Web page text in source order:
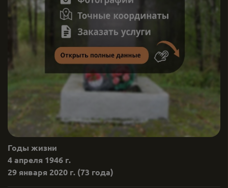
Годы жизни
4 апреля 1946 г.
29 января 2020 г. (73 года)